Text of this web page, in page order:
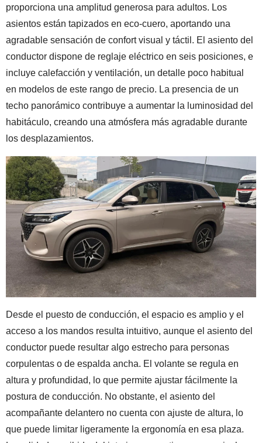
proporciona una amplitud generosa para adultos. Los
asientos están tapizados en eco-cuero, aportando una
agradable sensación de confort visual y táctil. El asiento del
conductor dispone de reglaje eléctrico en seis posiciones, e
incluye calefacción y ventilación, un detalle poco habitual
en modelos de este rango de precio. La presencia de un
techo panorámico contribuye a aumentar la luminosidad del
habitáculo, creando una atmósfera más agradable durante
los desplazamientos.
Desde el puesto de conducción, el espacio es amplio y el
acceso a los mandos resulta intuitivo, aunque el asiento del
conductor puede resultar algo estrecho para personas
corpulentas o de espalda ancha. El volante se regula en
altura y profundidad, lo que permite ajustar fácilmente la
postura de conducción. No obstante, el asiento del
acompañante delantero no cuenta con ajuste de altura, lo
que puede limitar ligeramente la ergonomía en esa plaza.